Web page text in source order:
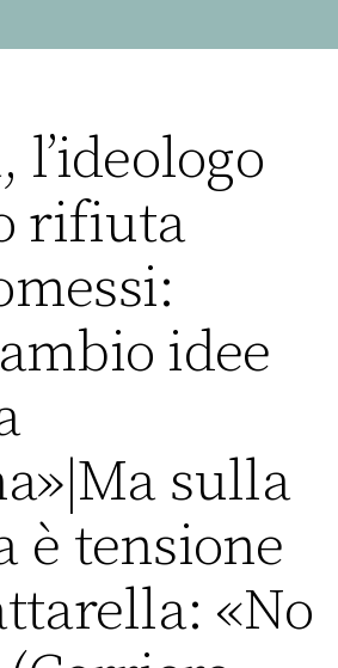
l’ideologo
rifiuta
idee
sulla
è tensione
«No